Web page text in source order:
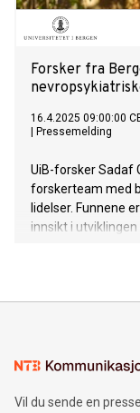
Forsker fra
16.4.2025 09:00:00
Pressemelding
UiB-forsker Sadaf
forskerteam med
lidelser. Funnene
innsikt i
Vil du sende en